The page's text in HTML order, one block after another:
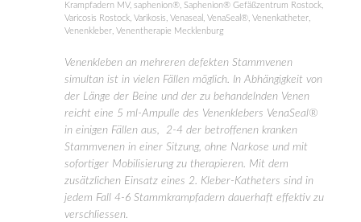
Krampfadern MV, saphenion®, Saphenion® Gefäßzentrum Rostock,
Varicosis Rostock, Varikosis, Venaseal , VenaSeal®, Venenkatheter,
Venenkleber, Venentherapie Mecklenburg
Venenkleben an mehreren defekten Stammvenen
simultan ist in vielen Fällen möglich. In Abhängigkeit von
der Länge der Beine und der zu behandelnden Venen
reicht eine 5 ml-Ampulle des Venenklebers VenaSeal®
in einigen Fällen aus, 2-4 der betroffenen kranken
Stammvenen in einer Sitzung, ohne Narkose und mit
sofortiger Mobilisierung zu therapieren. Mit dem
zusätzlichen Einsatz eines 2. Kleber-Katheters sind in
jedem Fall 4-6 Stammkrampfadern dauerhaft effektiv zu
verschliessen.